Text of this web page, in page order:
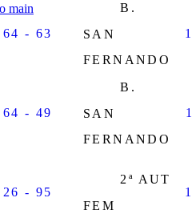
64 - 63
B.
SAN
FERNANDO
64 - 49
B.
SAN
FERNANDO
26 - 95
2ª AUT
FEM